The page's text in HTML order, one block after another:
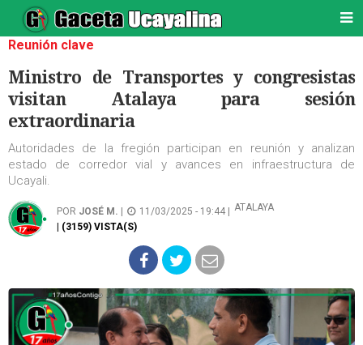
Reunión clave
Ministro de Transportes y congresistas
visitan Atalaya para sesión
extraordinaria
Autoridades de la fregión participan en reunión y analizan
estado de corredor vial y avances en infraestructura de
Ucayali.
POR JOSÉ M. 11/03/2025 - 19:44 |
ATALAYA
| (3159) VISTA(S)